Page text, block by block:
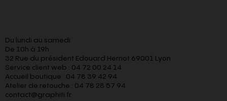
Du lundi au samedi
De 10h à 19h
32 Rue du président Edouard Herriot 69001 Lyon
Service client web : 04 72 00 24 14
Accueil boutique : 04 78 39 42 94
Atelier de retouche : 04 78 28 57 94
contact@graphiti.fr